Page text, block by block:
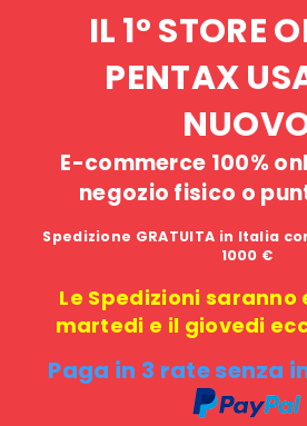
IL 1° STORE
PENTAX
E-commerce 100%
negozio fisico o
Spedizione GRATUITA in Italia
1000 €
Le Spedizioni
martedi e il giovedi
Paga in 3 rate senza